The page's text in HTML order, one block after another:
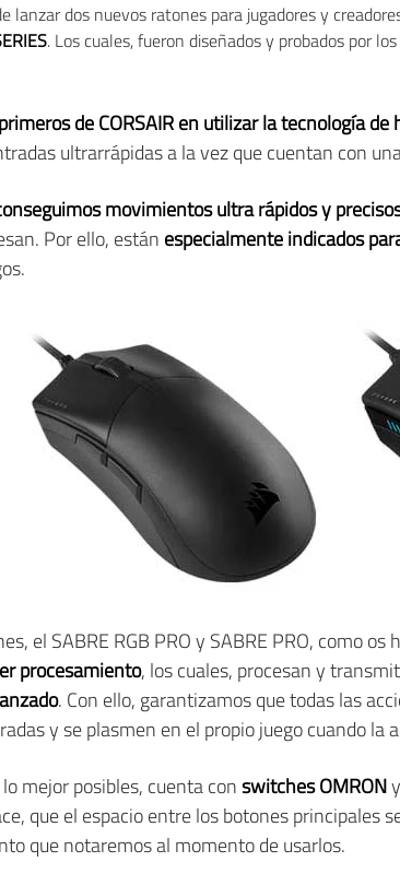
lanzar dos nuevos ratones para jugadores y
. Los cuales, fueron diseñados y probados por
de CORSAIR en utilizar la tecnología
ultrarrápidas a la vez que cuentan con
movimientos ultra rápidos y
Por ello, están especialmente indicados
el SABRE RGB PRO y SABRE PRO, como
procesamiento, los cuales, procesan y
. Con ello, garantizamos que todas las
y se plasmen en el propio juego cuando la
mejor posibles, cuenta conswitches OMRON
que el espacio entre los botones principales
que notaremos al momento de usarlos.